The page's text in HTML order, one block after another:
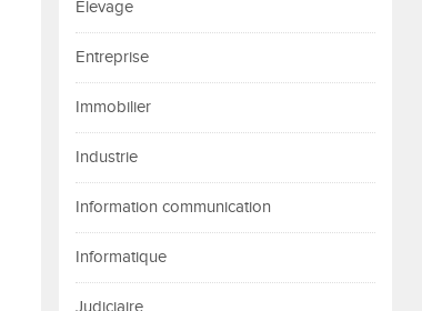
Élevage
Entreprise
Immobilier
Industrie
Information communication
Informatique
Judiciaire